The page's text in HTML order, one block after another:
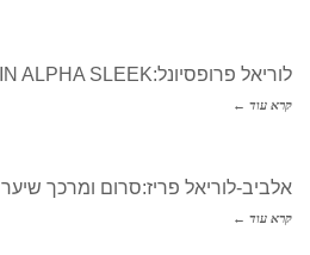
לוריאל פרופסיונל:KERATIN ALPHA SLEEK
קרא עוד ←
אלביב-לוריאל פריז:סרום ומרכך שיער ULTIMATE
קרא עוד ←